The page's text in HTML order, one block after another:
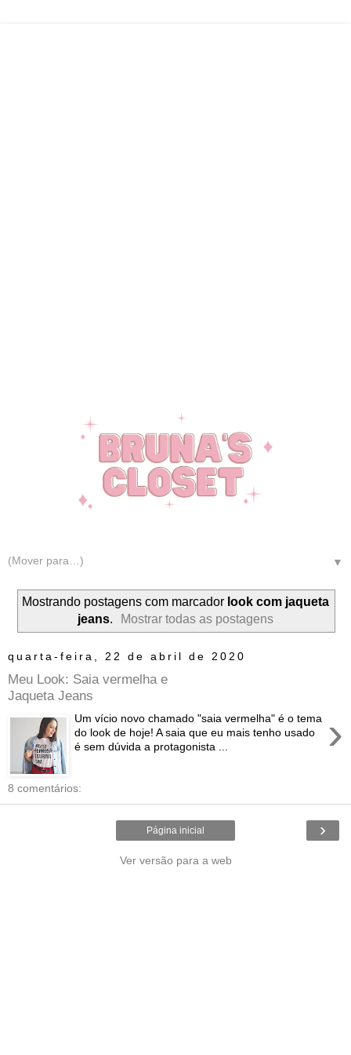
▼
Mostrando postagens com marcador look com jaqueta
jeans. Mostrar todas as postagens
quarta-feira, 22 de abril de 2020
Meu Look: Saia vermelha e
Jaqueta Jeans
›
Um vício novo chamado "saia vermelha" é o tema
do look de hoje! A saia que eu mais tenho usado
é sem dúvida a protagonista ...
8 comentários:
›
Página inicial
Ver versão para a web